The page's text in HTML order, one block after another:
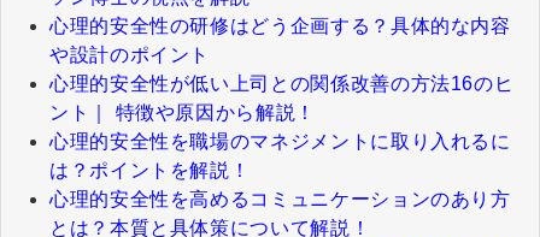
心理的安全性の研修はどう企画する？具体的な内容
や設計のポイント
心理的安全性が低い上司との関係改善の方法16のヒ
ント｜ 特徴や原因から解説！
心理的安全性を職場のマネジメントに取り入れるに
は？ポイントを解説！
心理的安全性を高めるコミュニケーションのあり方
とは？本質と具体策について解説！